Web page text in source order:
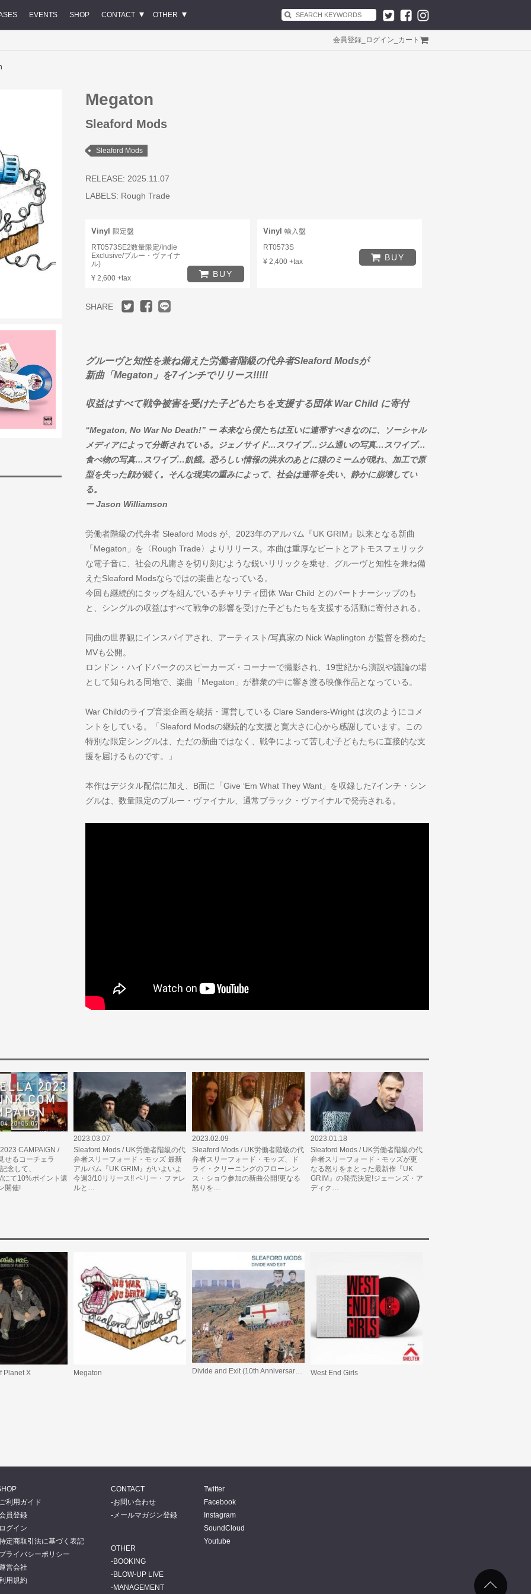
EVENTS SHOP CONTACT OTHER
会員登録 ログイン カート
Megaton
Sleaford Mods
Sleaford Mods
RELEASE: 2025.11.07
LABELS: Rough Trade
Vinyl 限定盤
RT0573SE2数量限定/Indie
Exclusive/ブルー・ヴァイナ
ル)
¥ 2,600 +tax
BUY
Vinyl 輸入盤
RT0573S
¥ 2,400 +tax
BUY
SHARE
グルーヴと知性を兼ね備えた労働者階級の代弁者Sleaford Modsが
新曲「Megaton」を7インチでリリース!!!!!
収益はすべて戦争被害を受けた子どもたちを支援する団体 War Child に寄付
“Megaton, No War No Death!” ー 本来なら僕たちは互いに連帯すべきなのに、ソーシャル
メディアによって分断されている。ジェノサイド…スワイプ…ジム通いの写真…スワイプ…
食べ物の写真…スワイプ…飢餓。恐ろしい情報の洪水のあとに猫のミームが現れ、加工で原
型を失った顔が続く。そんな現実の重みによって、社会は連帯を失い、静かに崩壊してい
る。
ー Jason Williamson
労働者階級の代弁者 Sleaford Mods が、2023年のアルバム『UK GRIM』以来となる新曲
「Megaton」を〈Rough Trade〉よりリリース。本曲は重厚なビートとアトモスフェリック
な電子音に、社会の凡庸さを切り刻むような鋭いリリックを乗せ、グルーヴと知性を兼ね備
えたSleaford Modsならではの楽曲となっている。
今回も継続的にタッグを組んでいるチャリティ団体 War Child とのパートナーシップのも
と、シングルの収益はすべて戦争の影響を受けた子どもたちを支援する活動に寄付される。
同曲の世界観にインスパイアされ、アーティスト/写真家の Nick Waplington が監督を務めた
MVも公開。
ロンドン・ハイドパークのスピーカーズ・コーナーで撮影され、19世紀から演説や議論の場
として知られる同地で、楽曲「Megaton」が群衆の中に響き渡る映像作品となっている。
War Childのライブ音楽企画を統括・運営している Clare Sanders-Wright は次のようにコメ
ントをしている。「Sleaford Modsの継続的な支援と寛大さに心から感謝しています。この
特別な限定シングルは、ただの新曲ではなく、戦争によって苦しむ子どもたちに直接的な支
援を届けるものです。」
本作はデジタル配信に加え、B面に「Give ‘Em What They Want」を収録した7インチ・シン
グルは、数量限定のブルー・ヴァイナル、通常ブラック・ヴァイナルで発売される。
CAMPAIGN /
せるコーチェラ
念して、
にて10%ポイント還
開催!
2023.03.07
Sleaford Mods / UK労働者階級の代
弁者スリーフォード・モッズ 最新
アルバム『UK GRIM』がいよいよ
今週3/10リリース!! ペリー・ファレ
ルと…
2023.02.09
Sleaford Mods / UK労働者階級の代
弁者スリーフォード・モッズ、ド
ライ・クリーニングのフローレン
ス・ショウ参加の新曲公開!更なる
怒りを…
2023.01.18
Sleaford Mods / UK労働者階級の代
弁者スリーフォード・モッズが更
なる怒りをまとった最新作『UK
GRIM』の発売決定!ジェーンズ・ア
ディク…
Planet X Megaton Divide and Exit (10th Anniversary Edition) West End Girls
利用ガイド
員登録
グイン
定商取引法に基づく表記
ライバシーポリシー
営会社
用規約
CONTACT
お問い合わせ
メールマガジン登録
OTHER
BOOKING
BLOW-UP LIVE
MANAGEMENT
Twitter
Facebook
Instagram
SoundCloud
Youtube